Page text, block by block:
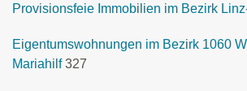
Provisionsfeie Immobilien im Bezirk
Eigentumswohnungen im Bezirk 1060
Mariahilf 327